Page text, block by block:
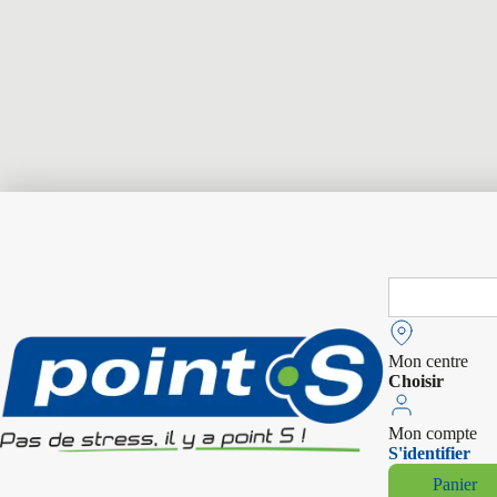
Search
Mon centre
Choisir
Mon compte
S'identifier
Panier